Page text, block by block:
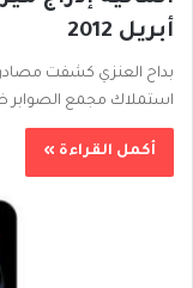
أبريل 2012
بداح العنزي كشفت مصادر
استملاك مجمع الصوابر
أكمل القراءة »